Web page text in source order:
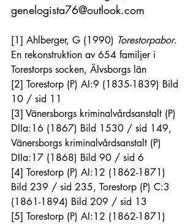
genelogista76@outlook.com
[1] Ahlberger, G (1990) Torestorpabor.
En rekonstruktion av 654 familjer i
Torestorps socken, Älvsborgs län
[2] Torestorp (P) AI:9 (1835-1839) Bild
10 / sid 11
[3] Vänersborgs kriminalvårdsanstalt (P)
DIIa:16 (1867) Bild 1530 / sid 149,
Vänersborgs kriminalvårdsanstalt (P)
DIIa:17 (1868) Bild 90 / sid 6
[4] Torestorp (P) AI:12 (1862-1871)
Bild 239 / sid 235, Torestorp (P) C:3
(1861-1894) Bild 209 / sid 13
[5] Torestorp (P) AI:12 (1862-1871)